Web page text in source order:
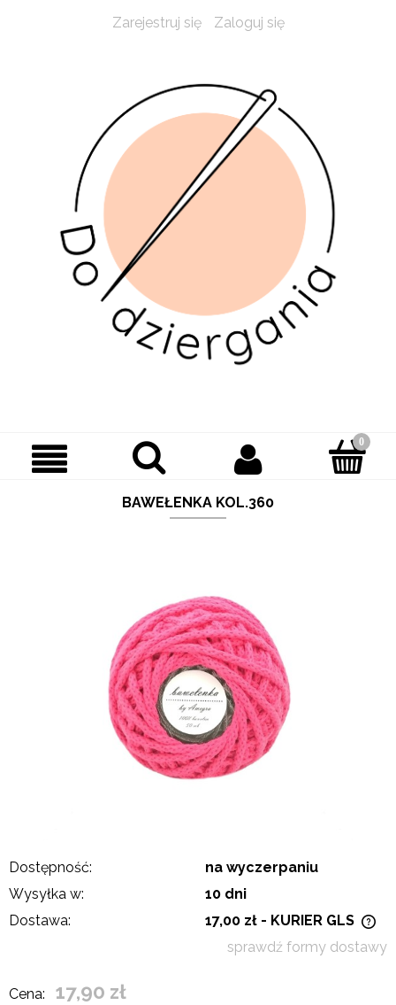
Zarejestruj się Zaloguj się
BAWEŁENKA KOL.360
Dostępność:
na wyczerpaniu
Wysyłka w:
10 dni
Dostawa:
17,00 zł - KURIER GLS
sprawdź formy dostawy
Cena: 17,90 zł